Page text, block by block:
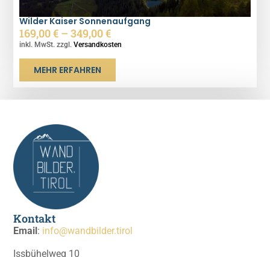
Wilder Kaiser Sonnenaufgang
169,00€ –349,00€
inkl. MwSt. zzgl.Versandkosten
MEHR ERFAHREN
Kontakt
Email: info@wandbilder.tirol
Issbühelweg 10